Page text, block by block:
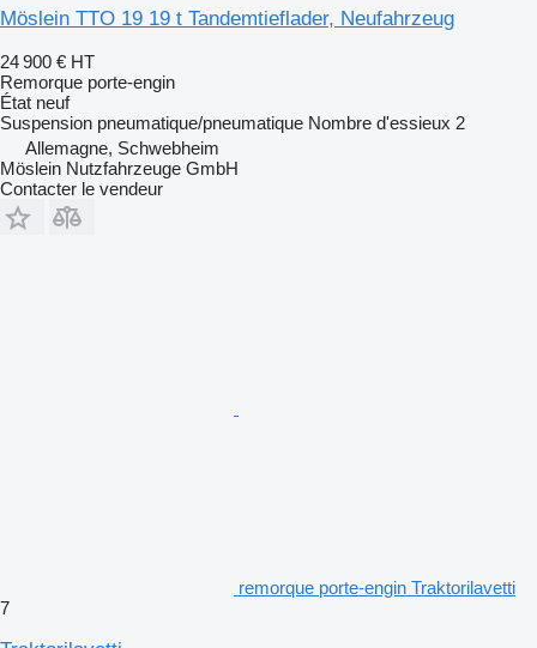
Möslein TTO 19 19 t Tandemtieflader, Neufahrzeug
24 900 € HT
Remorque porte-engin
État neuf
Suspension pneumatique/pneumatique Nombre d'essieux 2
Allemagne, Schwebheim
Möslein Nutzfahrzeuge GmbH
Contacter le vendeur
remorque porte-engin Traktorilavetti
7